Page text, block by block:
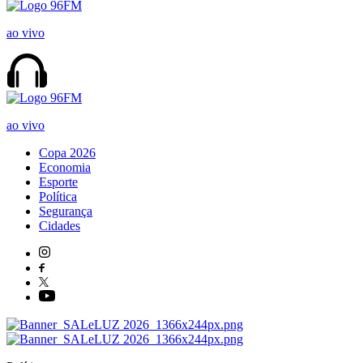
ao vivo
ao vivo
Copa 2026
Economia
Esporte
Política
Segurança
Cidades